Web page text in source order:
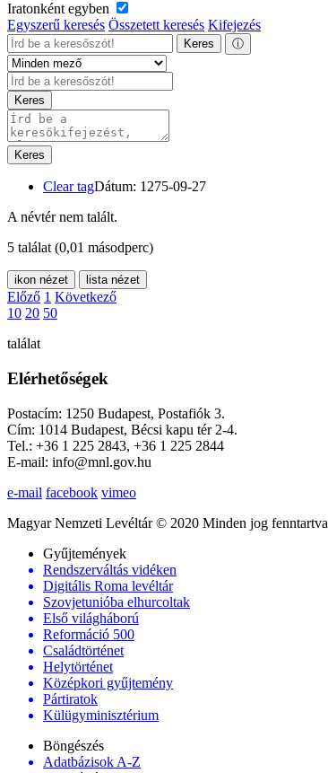
Iratonként egyben
Egyszerű keresés Összetett keresés Kifejezés
Keres ⓘ
Keres
Keres
Clear tagDátum: 1275-09-27
A névtér nem talált.
5 találat (0,01 másodperc)
ikon nézet lista nézet
Előző 1 Következő
10 20 50
találat
Elérhetőségek
Postacím: 1250 Budapest, Postafiók 3.
Cím: 1014 Budapest, Bécsi kapu tér 2-4.
Tel.: +36 1 225 2843, +36 1 225 2844
E-mail: info@mnl.gov.hu
e-mail facebook vimeo
Magyar Nemzeti Levéltár © 2020 Minden jog fenntartva
Gyűjtemények
Rendszerváltás vidéken
Digitális Roma levéltár
Szovjetunióba elhurcoltak
Első világháború
Reformáció 500
Családtörténet
Helytörténet
Középkori gyűjtemény
Pártiratok
Külügyminisztérium
Böngészés
Adatbázisok A-Z